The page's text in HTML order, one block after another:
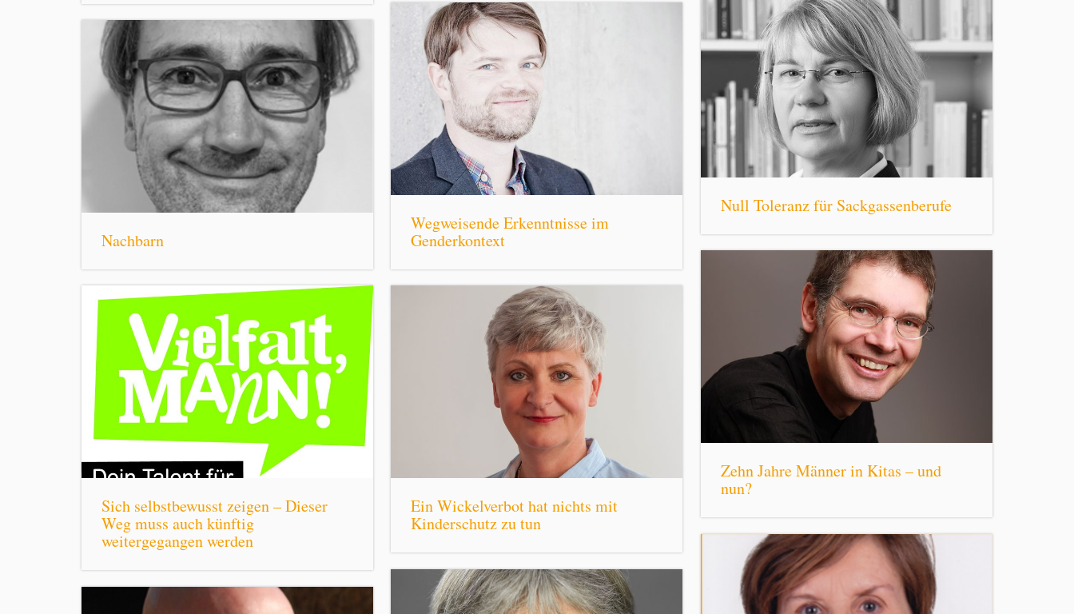
Null Toleranz für Sackgassenberufe
Wegweisende Erkenntnisse im
Genderkontext
Nachbarn
Zehn Jahre Männer in Kitas – und
nun?
Sich selbstbewusst zeigen – Dieser
Weg muss auch künftig
weitergegangen werden
Ein Wickelverbot hat nichts mit
Kinderschutz zu tun